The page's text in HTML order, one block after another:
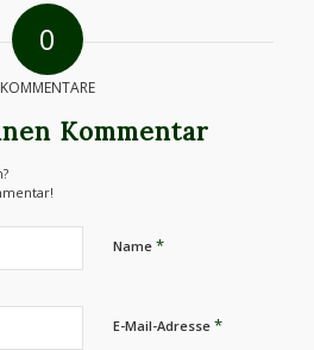
0
KOMMENTARE
Kommentar
Name *
E-Mail-Adresse *